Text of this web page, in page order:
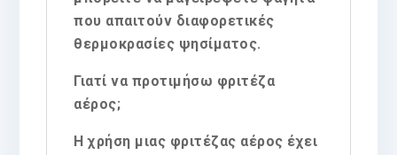
που απαιτούν διαφορετικές
θερμοκρασίες ψησίματος.
Γιατί να προτιμήσω φριτέζα
αέρος;
Η χρήση μιας φριτέζας αέρος έχει